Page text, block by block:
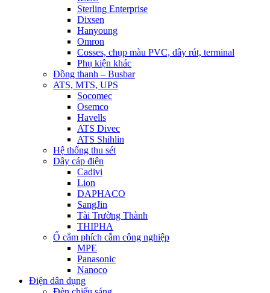
Sterling Enterprise
Dixsen
Hanyoung
Omron
Cosses, chụp màu PVC, dây rút, terminal
Phụ kiện khác
Đồng thanh – Busbar
ATS, MTS, UPS
Socomec
Osemco
Havells
ATS Divec
ATS Shihlin
Hệ thống thu sét
Dây cáp điện
Cadivi
Lion
DAPHACO
SangJin
Tài Trường Thành
THIPHA
Ổ cắm phích cắm công nghiệp
MPE
Panasonic
Nanoco
Điện dân dụng